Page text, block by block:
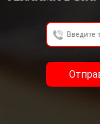
выражают свою
согласие, что
может включать в
уточнение
использование,
Гражданин
достоверной; при
не нарушается